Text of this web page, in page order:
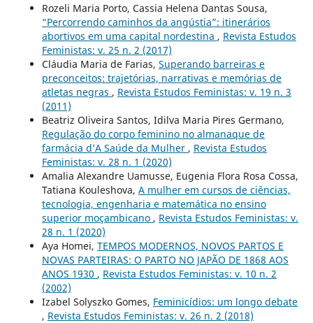
Rozeli Maria Porto, Cassia Helena Dantas Sousa,
“Percorrendo caminhos da angústia”: itinerários
abortivos em uma capital nordestina , Revista Estudos
Feministas: v. 25 n. 2 (2017)
Cláudia Maria de Farias, Superando barreiras e
preconceitos: trajetórias, narrativas e memórias de
atletas negras , Revista Estudos Feministas: v. 19 n. 3
(2011)
Beatriz Oliveira Santos, Idilva Maria Pires Germano,
Regulação do corpo feminino no almanaque de
farmácia d’A Saúde da Mulher , Revista Estudos
Feministas: v. 28 n. 1 (2020)
Amalia Alexandre Uamusse, Eugenia Flora Rosa Cossa,
Tatiana Kouleshova, A mulher em cursos de ciências,
tecnologia, engenharia e matemática no ensino
superior moçambicano , Revista Estudos Feministas: v.
28 n. 1 (2020)
Aya Homei, TEMPOS MODERNOS, NOVOS PARTOS E
NOVAS PARTEIRAS: O PARTO NO JAPÃO DE 1868 AOS
ANOS 1930 , Revista Estudos Feministas: v. 10 n. 2
(2002)
Izabel Solyszko Gomes, Feminicídios: um longo debate
, Revista Estudos Feministas: v. 26 n. 2 (2018)